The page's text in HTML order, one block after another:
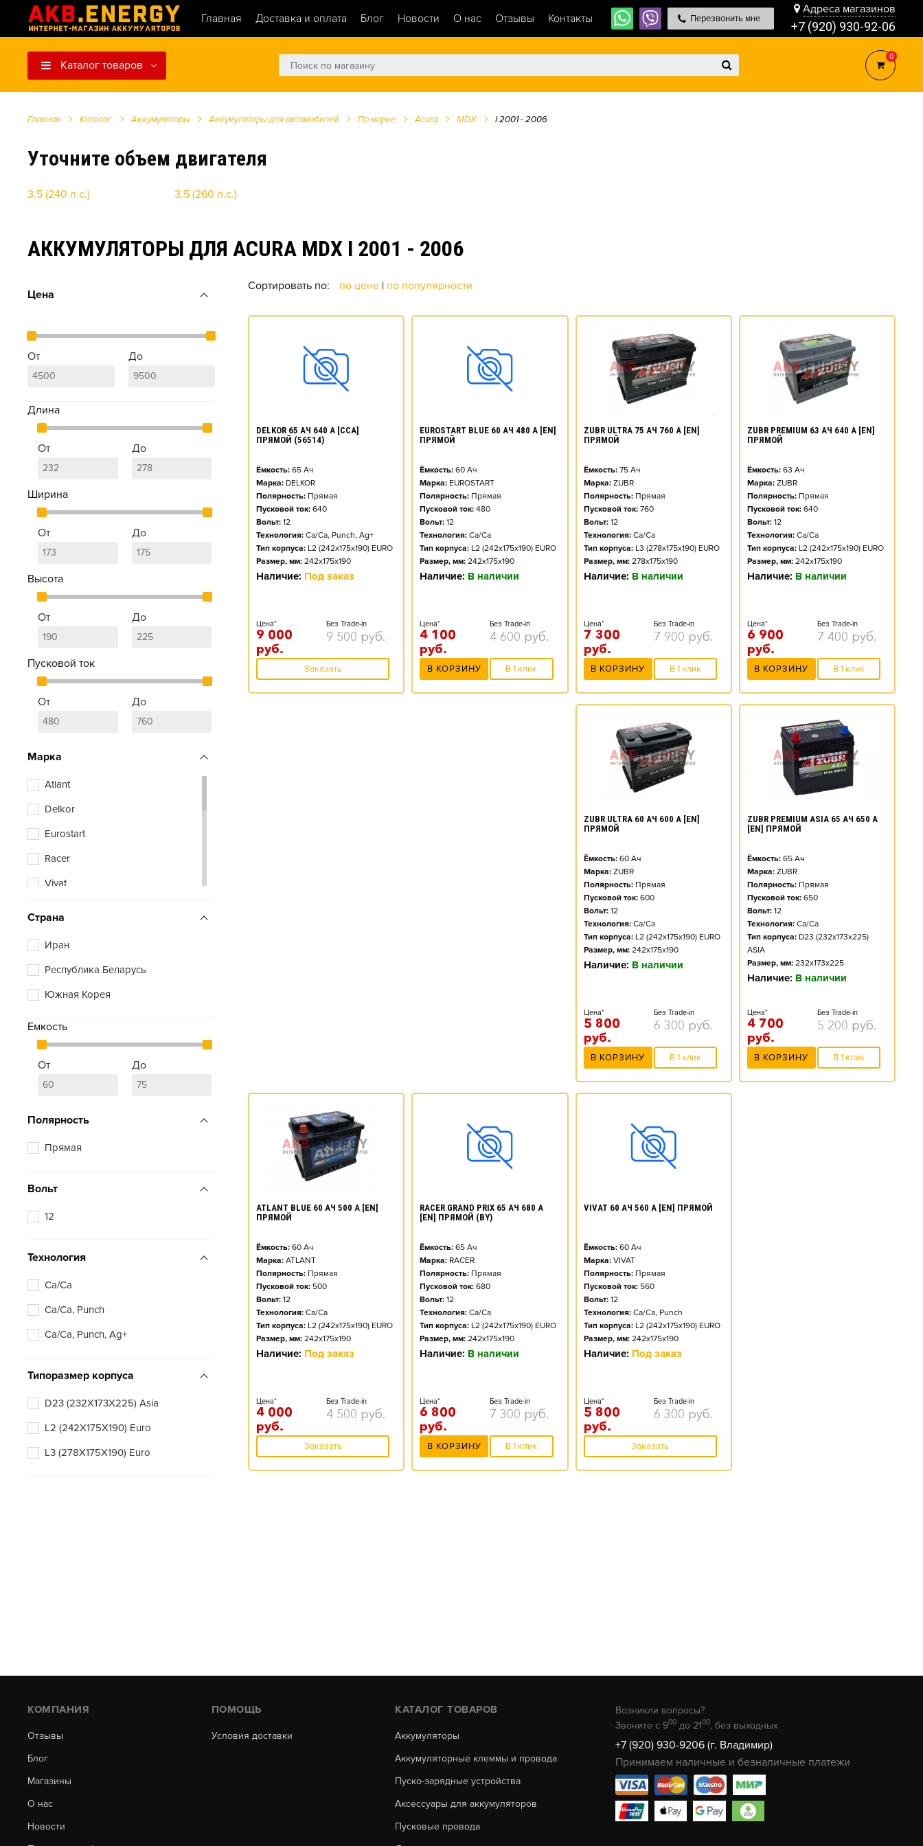
Главная Доставка и оплата Блог Новости О нас Отзывы Контакты Перезвонить мне
Адреса магазинов
+7 (920) 930-92-06
Каталог товаров
0
Главная Каталог Аккумуляторы Аккумуляторы для автомобилей По марке Acura MDX I 2001 - 2006
Уточните объем двигателя
3.5 (240 л.с.) 3.5 (260 л.с.)
АККУМУЛЯТОРЫ ДЛЯ ACURA MDX I 2001 - 2006
Цена
От До
Длина
От До
Ширина
От До
Высота
От До
Пусковой ток
От До
Марка
Atlant
Delkor
Eurostart
Racer
Vivat
Страна
Иран
Республика Беларусь
Южная Корея
Емкость
От До
Полярность
Прямая
Вольт
12
Технология
Ca/Ca
Ca/Ca, Punch
Ca/Ca, Punch, Ag+
Типоразмер корпуса
D23 (232X173X225) Asia
L2 (242X175X190) Euro
L3 (278X175X190) Euro
Сортировать по: по цене | по популярности
DELKOR 65 АЧ 640 А [CCA]
ПРЯМОЙ (56514)
Ёмкость: 65 Ач
Марка: DELKOR
Полярность: Прямая
Пусковой ток: 640
Вольт: 12
Технология: Ca/Ca, Punch, Ag+
Тип корпуса: L2 (242x175x190) EURO
Размер, мм: 242x175x190
Наличие: Под заказ
Цена*
9 000
руб.
Без Trade-in
9 500 руб.
Заказать
EUROSTART BLUE 60 АЧ 480 А [EN]
ПРЯМОЙ
Ёмкость: 60 Ач
Марка: EUROSTART
Полярность: Прямая
Пусковой ток: 480
Вольт: 12
Технология: Ca/Ca
Тип корпуса: L2 (242x175x190) EURO
Размер, мм: 242x175x190
Наличие: В наличии
Цена*
4 100
руб.
Без Trade-in
4 600 руб.
В КОРЗИНУ В 1 клик
ZUBR ULTRA 75 АЧ 760 А [EN]
ПРЯМОЙ
Ёмкость: 75Ач
Марка: ZUBR
Полярность: Прямая
Пусковой ток: 760
Вольт: 12
Технология: Ca/Ca
Тип корпуса: L3 (278x175x190) EURO
Размер, мм: 278x175x190
Наличие: В наличии
Цена*
7 300
руб.
Без Trade-in
7 900 руб.
В КОРЗИНУ В 1 клик
ZUBR PREMIUM 63 АЧ 640 А [EN]
ПРЯМОЙ
Ёмкость: 63 Ач
Марка: ZUBR
Полярность: Прямая
Пусковой ток: 640
Вольт: 12
Технология: Ca/Ca
Тип корпуса: L2 (242x175x190) EURO
Размер, мм: 242x175x190
Наличие: В наличии
Цена*
6 900
руб.
Без Trade-in
7 400 руб.
В КОРЗИНУ В 1 клик
ZUBR ULTRA 60 АЧ 600 А [EN]
ПРЯМОЙ
Ёмкость: 60Ач
Марка: ZUBR
Полярность: Прямая
Пусковой ток: 600
Вольт: 12
Технология: Ca/Ca
Тип корпуса: L2 (242x175x190) EURO
Размер, мм: 242x175x190
Наличие: В наличии
Цена*
5 800
руб.
Без Trade-in
6 300 руб.
В КОРЗИНУ В 1 клик
ZUBR PREMIUM ASIA 65 АЧ 650 А
[EN] ПРЯМОЙ
Ёмкость: 65Ач
Марка: ZUBR
Полярность: Прямая
Пусковой ток: 650
Вольт: 12
Технология: Ca/Ca
Тип корпуса: D23 (232x173x225)
ASIA
Размер, мм: 232x173x225
Наличие: В наличии
Цена*
4 700
руб.
Без Trade-in
5 200 руб.
В КОРЗИНУ В 1 клик
ATLANT BLUE 60 АЧ 500 А [EN]
ПРЯМОЙ
Ёмкость: 60 Ач
Марка: ATLANT
Полярность: Прямая
Пусковой ток: 500
Вольт: 12
Технология: Ca/Ca
Тип корпуса: L2 (242x175x190) EURO
Размер, мм: 242x175x190
Наличие: Под заказ
Цена*
4 000
руб.
Без Trade-in
4 500 руб.
Заказать
RACER GRAND PRIX 65 АЧ 680 А
[EN] ПРЯМОЙ (BY)
Ёмкость: 65 Ач
Марка: RACER
Полярность: Прямая
Пусковой ток: 680
Вольт: 12
Технология: Ca/Ca
Тип корпуса: L2 (242x175x190) EURO
Размер, мм: 242x175x190
Наличие: В наличии
Цена*
6 800
руб.
Без Trade-in
7 300 руб.
В КОРЗИНУ В 1 клик
VIVAT 60 АЧ 560 А [EN] ПРЯМОЙ
Ёмкость: 60Ач
Марка: VIVAT
Полярность: Прямая
Пусковой ток: 560
Вольт: 12
Технология: Ca/Ca, Punch
Тип корпуса: L2 (242x175x190) EURO
Размер, мм: 242x175x190
Наличие: Под заказ
Цена*
5 800
руб.
Без Trade-in
6 300 руб.
Заказать
КОМПАНИЯ
Отзывы
Блог
Магазины
О нас
Новости
ПОМОЩЬ
Условия доставки
КАТАЛОГ ТОВАРОВ
Аккумуляторы
Аккумуляторные клеммы и провода
Пуско-зарядные устройства
Аксессуары для аккумуляторов
Пусковые провода
Возникли вопросы?
Звоните с 900 до 2100, без выходных
+7 (920) 930-9206 (г. Владимир)
Принимаем наличные и безналичные платежи